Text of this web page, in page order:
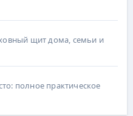
щит дома, семьи и
полное практическое